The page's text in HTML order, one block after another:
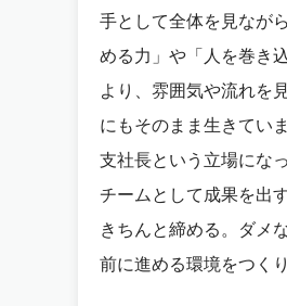
手として全体を見なが
める力」や「人を巻き
より、雰囲気や流れを
にもそのまま生きていま
支社長という立場にな
チームとして成果を出
きちんと締める。ダメ
前に進める環境をつく